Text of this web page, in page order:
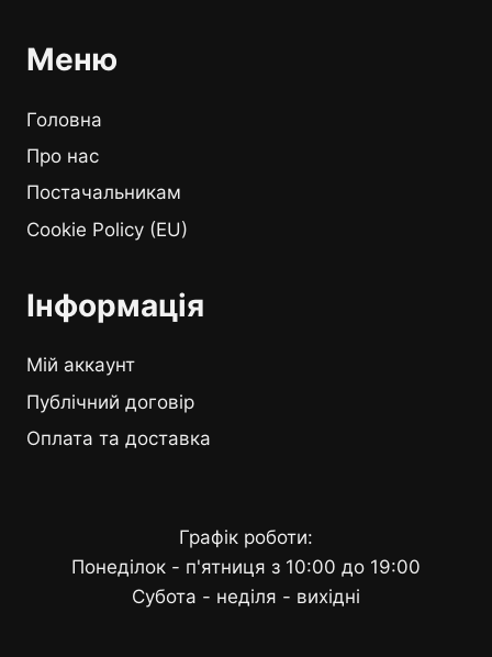
Меню
Головна
Про нас
Постачальникам
Cookie Policy (EU)
Інформація
Мій аккаунт
Публічний договір
Оплата та доставка
Графік роботи:
Понеділок - п'ятниця з 10:00 до 19:00
Субота - неділя - вихідні